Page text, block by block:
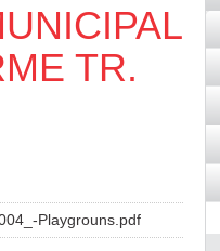
TR.
Playgrouns.pdf